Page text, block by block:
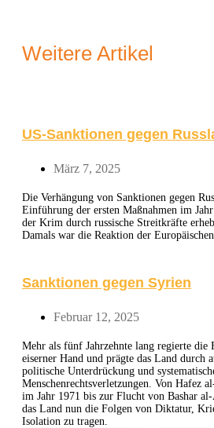
Weitere Artikel
US-Sanktionen gegen
März 7, 2025
Die Verhängung von Sanktionen gegen
Einführung der ersten Maßnahmen im
der Krim durch russische Streitkräfte
Damals war die Reaktion der
Sanktionen gegen Syrien
Februar 12, 2025
Mehr als fünf Jahrzehnte lang regierte die
eiserner Hand und prägte das Land durch
politische Unterdrückung und
Menschenrechtsverletzungen. Von Hafez
im Jahr 1971 bis zur Flucht von Bashar
das Land nun die Folgen von Diktatur,
Isolation zu tragen.